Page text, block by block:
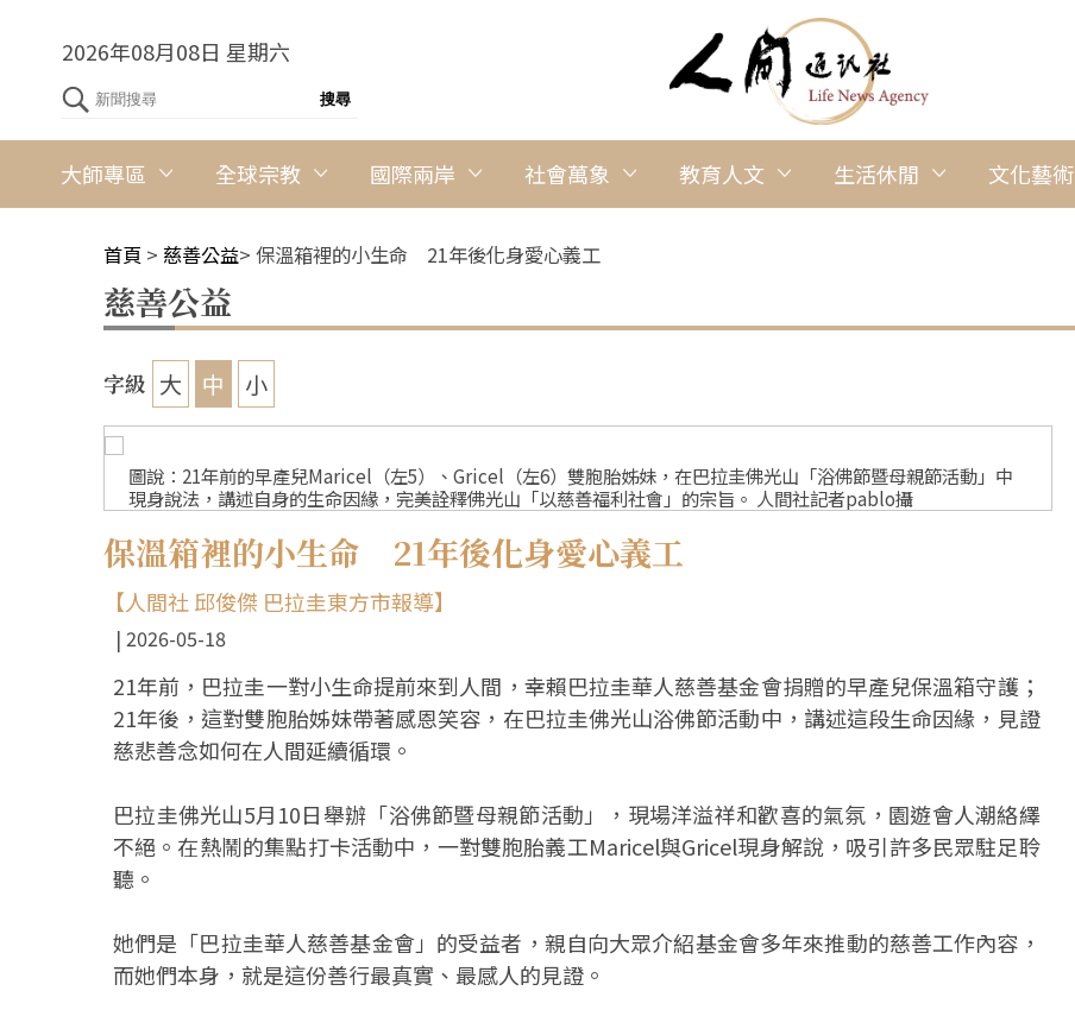
2026年08月08日 星期六
大師專區 全球宗教 國際兩岸 社會萬象 教育人文 生活休閒 文化藝術
首頁 > 慈善公益> 保溫箱裡的小生命 21年後化身愛心義工
慈善公益
字級 大 中 小
圖說：21年前的早產兒Maricel（左5）、Gricel（左6）雙胞胎姊妹，在巴拉圭佛光山「浴佛節暨母親節活動」中
現身說法，講述自身的生命因緣，完美詮釋佛光山「以慈善福利社會」的宗旨。 人間社記者pablo攝
保溫箱裡的小生命 21年後化身愛心義工
【人間社 邱俊傑 巴拉圭東方市報導】
2026-05-18
21年前，巴拉圭一對小生命提前來到人間，幸賴巴拉圭華人慈善基金會捐贈的早產兒保溫箱守護；
21年後，這對雙胞胎姊妹帶著感恩笑容，在巴拉圭佛光山浴佛節活動中，講述這段生命因緣，見證
慈悲善念如何在人間延續循環。
巴拉圭佛光山5月10日舉辦「浴佛節暨母親節活動」，現場洋溢祥和歡喜的氣氛，園遊會人潮絡繹
不絕。在熱鬧的集點打卡活動中，一對雙胞胎義工Maricel與Gricel現身解說，吸引許多民眾駐足聆
聽。
她們是「巴拉圭華人慈善基金會」的受益者，親自向大眾介紹基金會多年來推動的慈善工作內容，
而她們本身，就是這份善行最真實、最感人的見證。